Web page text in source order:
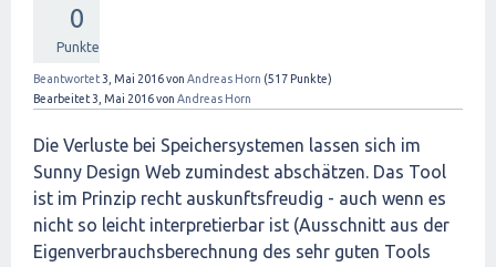
0
Punkte
Beantwortet 3, Mai 2016von Andreas Horn (517 Punkte)
Bearbeitet 3, Mai 2016von Andreas Horn
Die Verluste bei Speichersystemen lassen sich im
Sunny Design Web zumindest abschätzen. Das Tool
ist im Prinzip recht auskunftsfreudig - auch wenn es
nicht so leicht interpretierbar ist (Ausschnitt aus der
Eigenverbrauchsberechnung des sehr guten Tools